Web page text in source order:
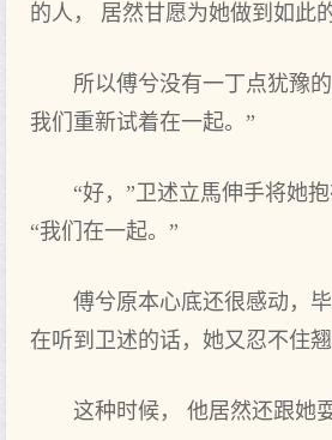
的人， 居然甘愿为她做到如此
所以傅兮没有一丁点犹豫的
我们重新试着在一起。”
“好，”卫述立馬伸手将她
“我们在一起。”
傅兮原本心底还很感动，
在听到卫述的话，她又忍不住翘
这种时候， 他居然还跟她